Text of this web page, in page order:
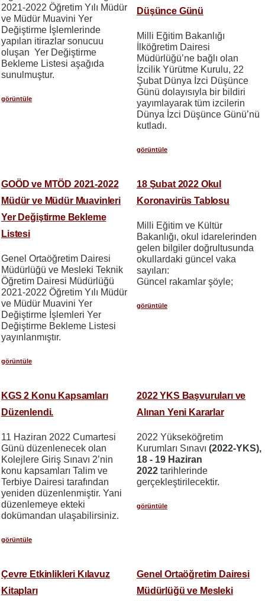
2021-2022 Öğretim Yılı Müdür
ve Müdür Muavini Yer
Değiştirme İşlemlerinde
yapılan itirazlar sonucuu
oluşan Yer Değiştirme
Bekleme Listesi aşağıda
sunulmuştur.
görüntüle
Düşünce Günü
Milli Eğitim Bakanlığı
İlköğretim Dairesi
Müdürlüğü’ne bağlı olan
İzcilik Yürütme Kurulu, 22
Şubat Dünya İzci Düşünce
Günü dolayısıyla bir bildiri
yayımlayarak tüm izcilerin
Dünya İzci Düşünce Günü’nü
kutladı.
görüntüle
GOÖD ve MTÖD 2021-2022
Müdür ve Müdür Muavinleri
Yer Değiştirme Bekleme
Listesi
Genel Ortaöğretim Dairesi
Müdürlüğü ve Mesleki Teknik
Öğretim Dairesi Müdürlüğü
2021-2022 Öğretim Yılı Müdür
ve Müdür Muavini Yer
Değiştirme İşlemleri Yer
Değiştirme Bekleme Listesi
yayınlanmıştır.
görüntüle
18 Şubat 2022 Okul
Koronavirüs Tablosu
Milli Eğitim ve Kültür
Bakanlığı, okul idarelerinden
gelen bilgiler doğrultusunda
okullardaki güncel vaka
sayıları:
Güncel rakamlar şöyle;
görüntüle
KGS 2 Konu Kapsamları
Düzenlendi.
11 Haziran 2022 Cumartesi
Günü düzenlenecek olan
Kolejlere Giriş Sınavı 2’nin
konu kapsamları Talim ve
Terbiye Dairesi tarafından
yeniden düzenlenmiştir. Yani
düzenlemeye ekteki
dokümandan ulaşabilirsiniz.
görüntüle
2022 YKS Başvuruları ve
Alınan Yeni Kararlar
2022 Yükseköğretim
Kurumları Sınavı (2022-YKS),
18 - 19 Haziran
2022 tarihlerinde
gerçekleştirilecektir.
görüntüle
Çevre Etkinlikleri Kılavuz
Kitapları
Genel Ortaöğretim Dairesi
Müdürlüğü ve Mesleki